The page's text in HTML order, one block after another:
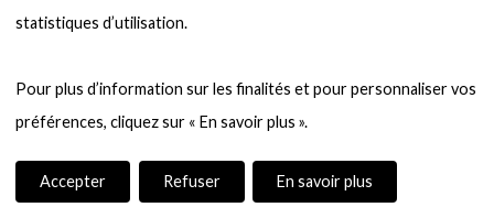
statistiques d’utilisation.
Pour plus d’information sur les finalités et pour personnaliser vos
Accepter Refuser En savoir plus
Sommaire